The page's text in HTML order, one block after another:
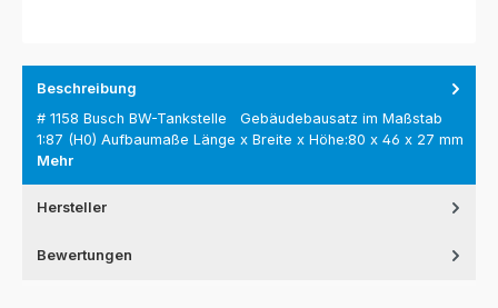
Beschreibung
# 1158 Busch BW-Tankstelle Gebäudebausatz im Maßstab
1:87 (H0) Aufbaumaße Länge x Breite x Höhe:80 x 46 x 27 mm
Mehr
Hersteller
Bewertungen